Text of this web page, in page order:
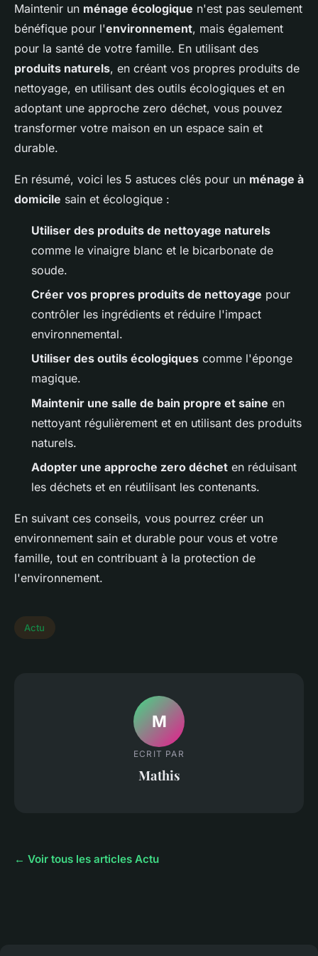
Maintenir un ménage écologique n'est pas seulement
bénéfique pour l'environnement, mais également
pour la santé de votre famille. En utilisant des
produits naturels, en créant vos propres produits de
nettoyage, en utilisant des outils écologiques et en
adoptant une approche zero déchet, vous pouvez
transformer votre maison en un espace sain et
durable.
En résumé, voici les 5 astuces clés pour un ménage à
domicile sain et écologique :
Utiliser des produits de nettoyage naturels
comme le vinaigre blanc et le bicarbonate de
soude.
Créer vos propres produits de nettoyage pour
contrôler les ingrédients et réduire l'impact
environnemental.
Utiliser des outils écologiques comme l'éponge
magique.
Maintenir une salle de bain propre et saine en
nettoyant régulièrement et en utilisant des produits
naturels.
Adopter une approche zero déchet en réduisant
les déchets et en réutilisant les contenants.
En suivant ces conseils, vous pourrez créer un
environnement sain et durable pour vous et votre
famille, tout en contribuant à la protection de
l'environnement.
Actu
M
ECRIT PAR
Mathis
← Voir tous les articles Actu